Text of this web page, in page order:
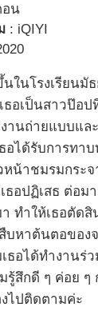
อน
: iQIYI
นในโรงเรียน
เธอเป็นสาวป๊อ
งานถ่ายแบบแ
อได้รับการทา
หน้าชมรมกระจ
ธอปฏิเสธ ต่อม
ทำให้เธอตัดสิ
บหาต้นตอของ
ธอได้ทำงานร่
สึกดี ๆ ค่อย ๆ
ไปติดตามค่ะ